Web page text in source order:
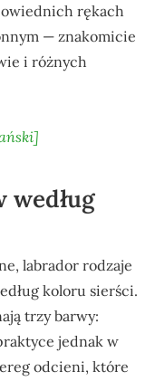
rękach
— znakomicie
i różnych
według
labrador rodzaje
koloru sierści.
trzy barwy:
jednak w
odcieni, które